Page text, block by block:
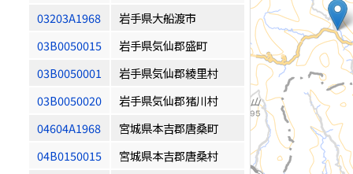
03203A1968
岩手県大船渡市
03B0050015
岩手県気仙郡盛町
03B0050001
岩手県気仙郡綾里村
03B0050020
岩手県気仙郡猪川村
04604A1968
宮城県本吉郡唐桑町
04B0150015
宮城県本吉郡唐桑村